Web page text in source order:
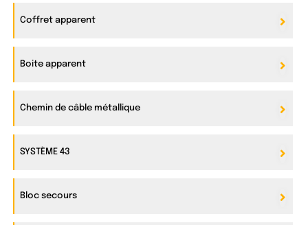
Coffret apparent
Boite apparent
Chemin de câble métallique
SYSTÈME 43
Bloc secours